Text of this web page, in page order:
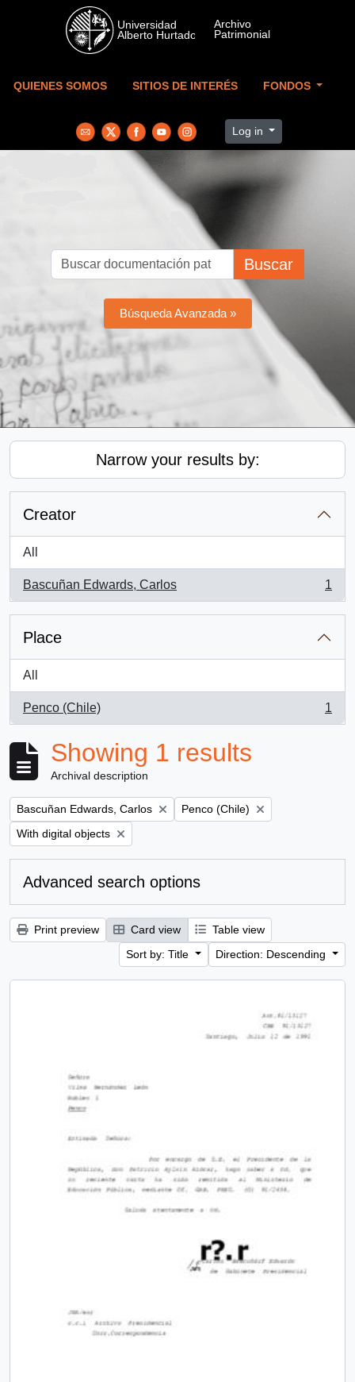
Skip to main content
QUIENES SOMOS SITIOS DE INTERÉS FONDOS
Log in
Buscar
Búsqueda Avanzada »
Narrow your results by:
Creator
All
Bascuñan Edwards, Carlos
, 1 results
1
Place
All
Penco (Chile)
, 1 results
1
Showing 1 results
Archival description
Remove filter:
Bascuñan Edwards, Carlos Remove filter:
Penco (Chile)
Remove filter:
With digital objects
Advanced search options
Print preview Card view
Table view
Sort by: Title
Direction: Descending